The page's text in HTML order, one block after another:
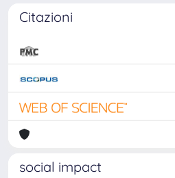
Citazioni
social impact